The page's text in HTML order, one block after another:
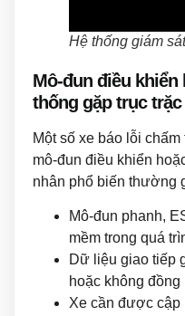
Hệ thống giám
Mô-đun điều khiển
thống gặp trục trặc
Một số xe báo lỗi
mô-đun điều khiển
nhân phổ biến thường
Mô-đun phanh,
mềm trong quá
Dữ liệu giao tiếp
hoặc không đồng
Xe cần được cập